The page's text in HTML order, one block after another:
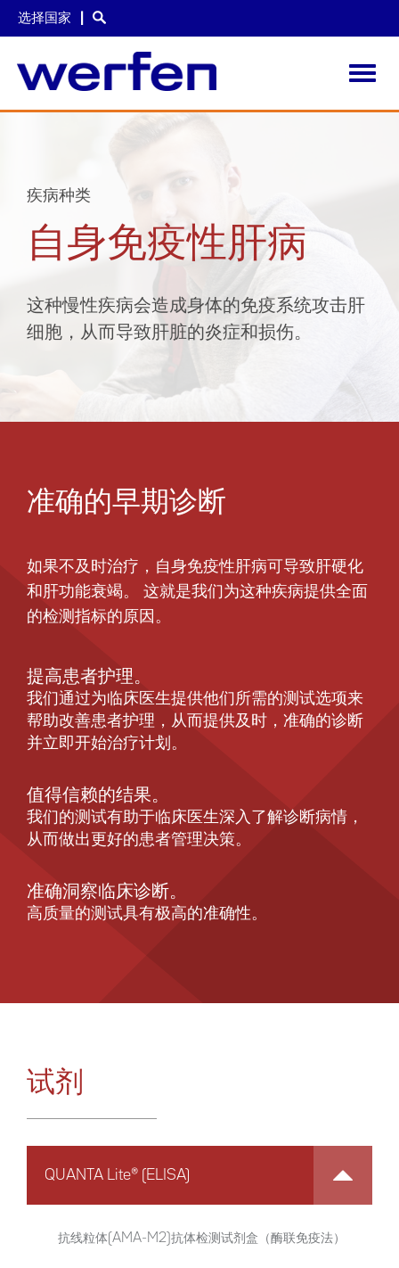
选择国家
疾病种类
自身免疫性肝病
这种慢性疾病会造成身体的免疫系统攻击肝
细胞，从而导致肝脏的炎症和损伤。
准确的早期诊断
如果不及时治疗，自身免疫性肝病可导致肝硬化
和肝功能衰竭。 这就是我们为这种疾病提供全面
的检测指标的原因。
提高患者护理。
我们通过为临床医生提供他们所需的测试选项来
帮助改善患者护理，从而提供及时，准确的诊断
并立即开始治疗计划。
值得信赖的结果。
我们的测试有助于临床医生深入了解诊断病情，
从而做出更好的患者管理决策。
准确洞察临床诊断。
高质量的测试具有极高的准确性。
试剂
QUANTA Lite® (ELISA)
抗线粒体(AMA-M2)抗体检测试剂盒（酶联免疫法）